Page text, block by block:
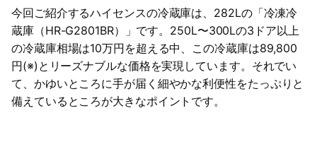
今回ご紹介するハイセンスの冷蔵庫は、282Lの「冷凍冷
蔵庫（HR-G2801BR）」です。250L〜300Lの3ドア以上
の冷蔵庫相場は10万円を超える中、この冷蔵庫は89,800
円(※)とリーズナブルな価格を実現しています。それでい
て、かゆいところに手が届く細やかな利便性をたっぷりと
備えているところが大きなポイントです。